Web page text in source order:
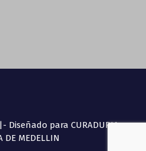
para CURADURIA
DE MEDELLIN